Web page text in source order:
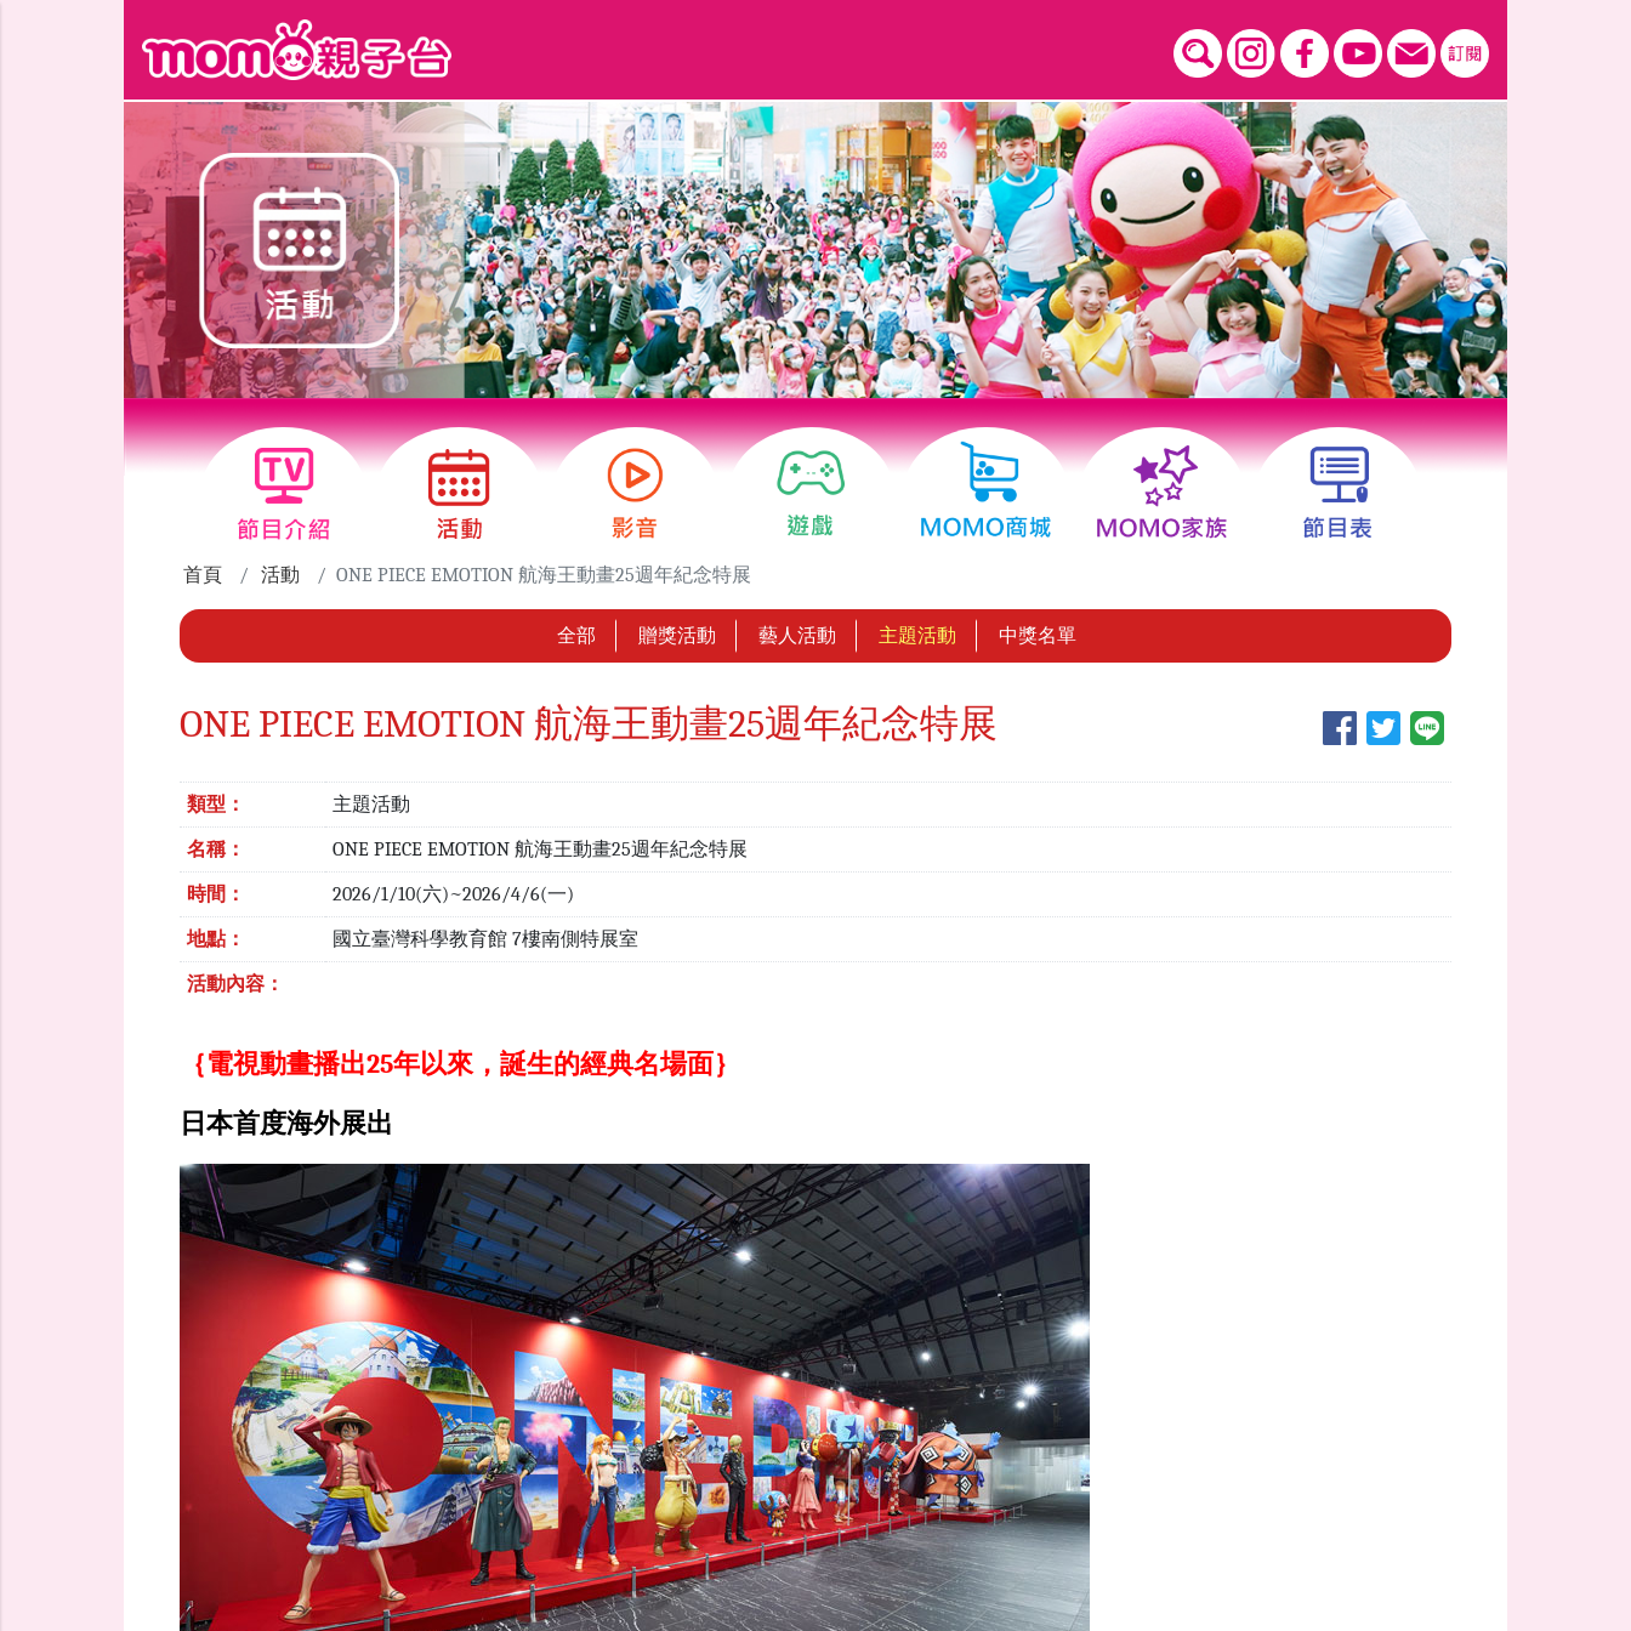
首頁 活動 ONE PIECE EMOTION 航海王動畫25週年紀念特展
全部 贈獎活動 藝人活動 主題活動 中獎名單
ONE PIECE EMOTION 航海王動畫25週年紀念特展
類型： 主題活動
名稱： ONE PIECE EMOTION 航海王動畫25週年紀念特展
時間： 2026/1/10(六)~2026/4/6(一)
地點： 國立臺灣科學教育館 7樓南側特展室
活動內容：
｛電視動畫播出25年以來，誕生的經典名場面｝
日本首度海外展出